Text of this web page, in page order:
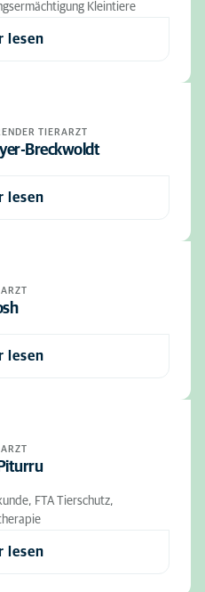
Kleintiere
lesen
TIERARZT
Breckwoldt
lesen
lesen
FTA Tierschutz,
lesen